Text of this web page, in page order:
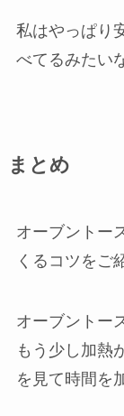
私はやっぱり
べてるみたい
まとめ
オーブントー
くるコツをご
オーブントー
もう少し加熱
を見て時間を